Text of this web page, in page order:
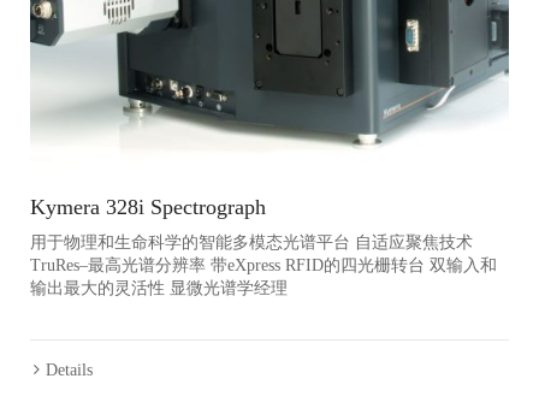
Kymera 328i Spectrograph
用于物理和生命科学的智能多模态光谱平台 自适应聚焦技术
TruRes–最高光谱分辨率 带eXpress RFID的四光栅转台 双输入和
输出最大的灵活性 显微光谱学经理
Details